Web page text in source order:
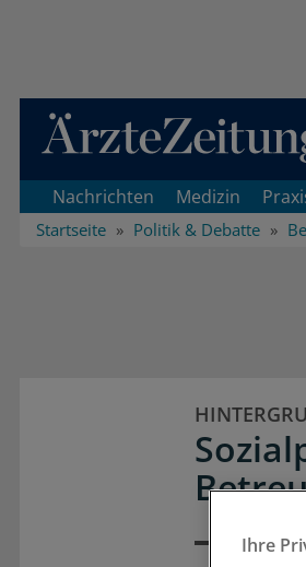
Direkt zum Inhaltsbereich
Nachrichten Medizin
Startseite Politik & Debatte
Ihre